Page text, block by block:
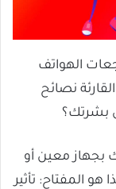
الهواتف
نصائح
بشرتك؟
بجهاز معين أو
هو المفتاح: تأثير